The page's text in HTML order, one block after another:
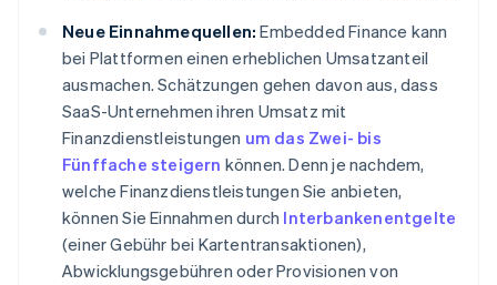
Neue Einnahmequellen: Embedded Finance kann
bei Plattformen einen erheblichen Umsatzanteil
ausmachen. Schätzungen gehen davon aus, dass
SaaS-Unternehmen ihren Umsatz mit
Finanzdienstleistungen um das Zwei- bis
Fünffache steigern können. Denn je nachdem,
welche Finanzdienstleistungen Sie anbieten,
können Sie Einnahmen durch Interbankenentgelte
(einer Gebühr bei Kartentransaktionen),
Abwicklungsgebühren oder Provisionen von